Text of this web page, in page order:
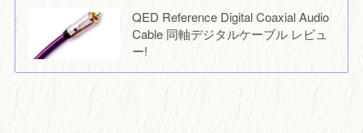
QED Reference Digital Coaxial Audio
Cable 同軸デジタルケーブル レビュ
ー!